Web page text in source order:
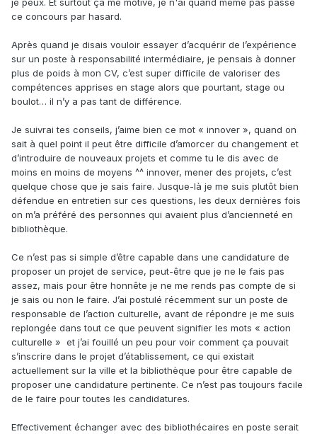
je peux. Et surtout ça me motive, je n'ai quand même pas passé
ce concours par hasard.
Après quand je disais vouloir essayer d’acquérir de l’expérience
sur un poste à responsabilité intermédiaire, je pensais à donner
plus de poids à mon CV, c’est super difficile de valoriser des
compétences apprises en stage alors que pourtant, stage ou
boulot… il n’y a pas tant de différence.
Je suivrai tes conseils, j’aime bien ce mot « innover », quand on
sait à quel point il peut être difficile d’amorcer du changement et
d’introduire de nouveaux projets et comme tu le dis avec de
moins en moins de moyens ^^ innover, mener des projets, c’est
quelque chose que je sais faire. Jusque-là je me suis plutôt bien
défendue en entretien sur ces questions, les deux dernières fois
on m’a préféré des personnes qui avaient plus d’ancienneté en
bibliothèque.
Ce n’est pas si simple d’être capable dans une candidature de
proposer un projet de service, peut-être que je ne le fais pas
assez, mais pour être honnête je ne me rends pas compte de si
je sais ou non le faire. J’ai postulé récemment sur un poste de
responsable de l’action culturelle, avant de répondre je me suis
replongée dans tout ce que peuvent signifier les mots « action
culturelle » et j’ai fouillé un peu pour voir comment ça pouvait
s’inscrire dans le projet d’établissement, ce qui existait
actuellement sur la ville et la bibliothèque pour être capable de
proposer une candidature pertinente. Ce n’est pas toujours facile
de le faire pour toutes les candidatures.
Effectivement échanger avec des bibliothécaires en poste serait